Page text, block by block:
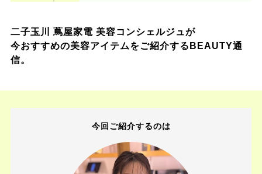
二子玉川 蔦屋家電 美容コンシェルジュが
今おすすめの美容アイテムをご紹介するBEAUTY通
信。
今回ご紹介するのは